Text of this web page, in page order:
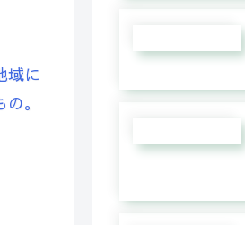
域に
。